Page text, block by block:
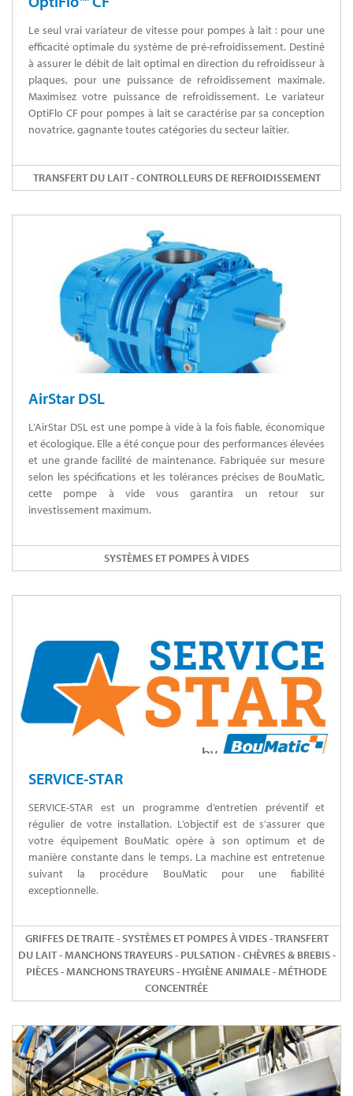
Le seul vrai variateur de vitesse pour pompes à lait : pour une
efficacité optimale du système de pré-refroidissement. Destiné
à assurer le débit de lait optimal en direction du refroidisseur à
plaques, pour une puissance de refroidissement maximale.
Maximisez votre puissance de refroidissement. Le variateur
OptiFlo CF pour pompes à lait se caractérise par sa conception
novatrice, gagnante toutes catégories du secteur laitier.
TRANSFERT DU LAIT - CONTROLLEURS DE REFROIDISSEMENT
AirStar DSL
L’AirStar DSL est une pompe à vide à la fois fiable, économique
et écologique. Elle a été conçue pour des performances élevées
et une grande facilité de maintenance. Fabriquée sur mesure
selon les spécifications et les tolérances précises de BouMatic,
cette pompe à vide vous garantira un retour sur
investissement maximum.
SYSTÈMES ET POMPES À VIDES
SERVICE-STAR
SERVICE-STAR est un programme d’entretien préventif et
régulier de votre installation. L’objectif est de s’assurer que
votre équipement BouMatic opère à son optimum et de
manière constante dans le temps. La machine est entretenue
suivant la procédure BouMatic pour une fiabilité
exceptionnelle.
GRIFFES DE TRAITE - SYSTÈMES ET POMPES À VIDES - TRANSFERT
DU LAIT - MANCHONS TRAYEURS - PULSATION - CHÈVRES & BREBIS -
PIÈCES - MANCHONS TRAYEURS - HYGIÈNE ANIMALE - MÉTHODE
CONCENTRÉE